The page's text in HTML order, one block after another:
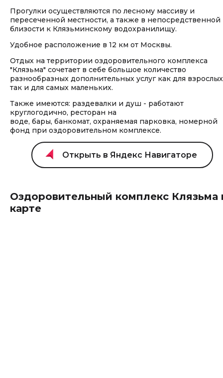
Прогулки осуществляются по лесному массиву и
пересеченной местности, а также в непосредственной
близости к Клязьминскому водохранилищу.
Удобное расположение в 12 км от Москвы.
Отдых на территории оздоровительного комплекса
"Клязьма" сочетает в себе большое количество
разнообразных дополнительных услуг как для
так и для самых маленьких.
Также имеются: раздевалки и душ - работают
круглогодично, ресторан на
воде, бары, банкомат, охраняемая парковка, номерной
фонд при оздоровительном комплексе.
Оздоровительный комплекс Клязьма
карте